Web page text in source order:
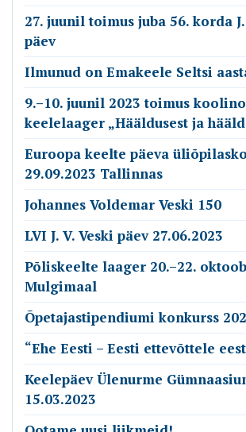
27. juunil toimus juba 56. korda J.
päev
Ilmunud on Emakeele Seltsi
9.–10. juunil 2023 toimus
keelelaager „Hääldusest ja
Euroopa keelte päeva
29.09.2023 Tallinnas
Johannes Voldemar Veski 150
LVI J. V. Veski päev 27.06.2023
Põliskeelte laager 20.–22.
Mulgimaal
Õpetajastipendiumi konkurss
“Ehe Eesti – Eesti ettevõttele
Keelepäev Ülenurme
15.03.2023